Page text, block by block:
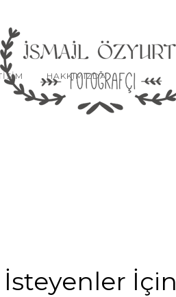
HAKKIMIZDA
İçin